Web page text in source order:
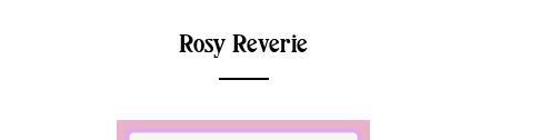
Rosy Reverie